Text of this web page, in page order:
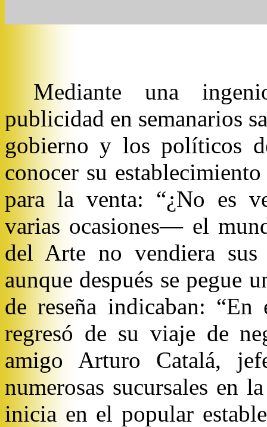
Mediante una
publicidad en semanarios
gobierno y los políticos
conocer su
para la venta: “¿No es
varias ocasiones— el
del Arte no vendiera
aunque después se pegue
de reseña indicaban:
regresó de su viaje de
amigo Arturo Catalá,
numerosas sucursales en
inicia en el popular